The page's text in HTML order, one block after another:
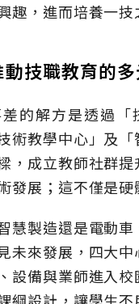
趣，進而培養一
技職教育的
的解方是透過
術教學中心」及
，成立教師社群
發展；這不僅是
慧製造還是電動
未來發展，四大
設備與業師進入